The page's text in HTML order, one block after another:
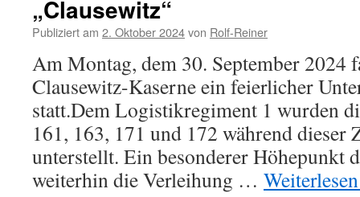
„Clausewitz“
Publiziert am 2. Oktober 2024von Rolf-Reiner
Am Montag, dem 30. September 2024
Clausewitz-Kaserne ein feierlicher
statt.Dem Logistikregiment 1 wurden
161, 163, 171 und 172 während
unterstellt. Ein besonderer Höhepunkt
weiterhin die Verleihung …